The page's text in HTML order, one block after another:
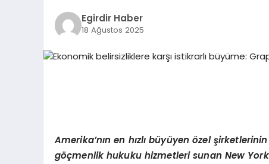
Egirdir Haber
18 Ağustos 2025
Amerika’nın en hızlı büyüyenözel şirketlerinin
göçmenlik hukuku hizmetleri sunan New